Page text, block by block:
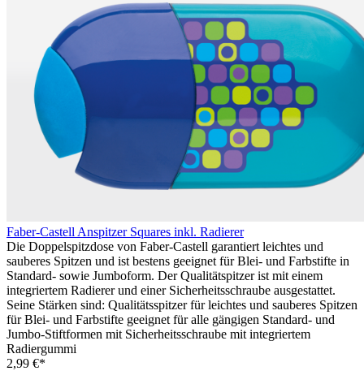
Faber-Castell Anspitzer Squares inkl. Radierer
Die Doppelspitzdose von Faber-Castell garantiert leichtes und
sauberes Spitzen und ist bestens geeignet für Blei- und Farbstifte in
Standard- sowie Jumboform. Der Qualitätspitzer ist mit einem
integriertem Radierer und einer Sicherheitsschraube ausgestattet.
Seine Stärken sind: Qualitätsspitzer für leichtes und sauberes Spitzen
für Blei- und Farbstifte geeignet für alle gängigen Standard- und
Jumbo-Stiftformen mit Sicherheitsschraube mit integriertem
Radiergummi
2,99 €*